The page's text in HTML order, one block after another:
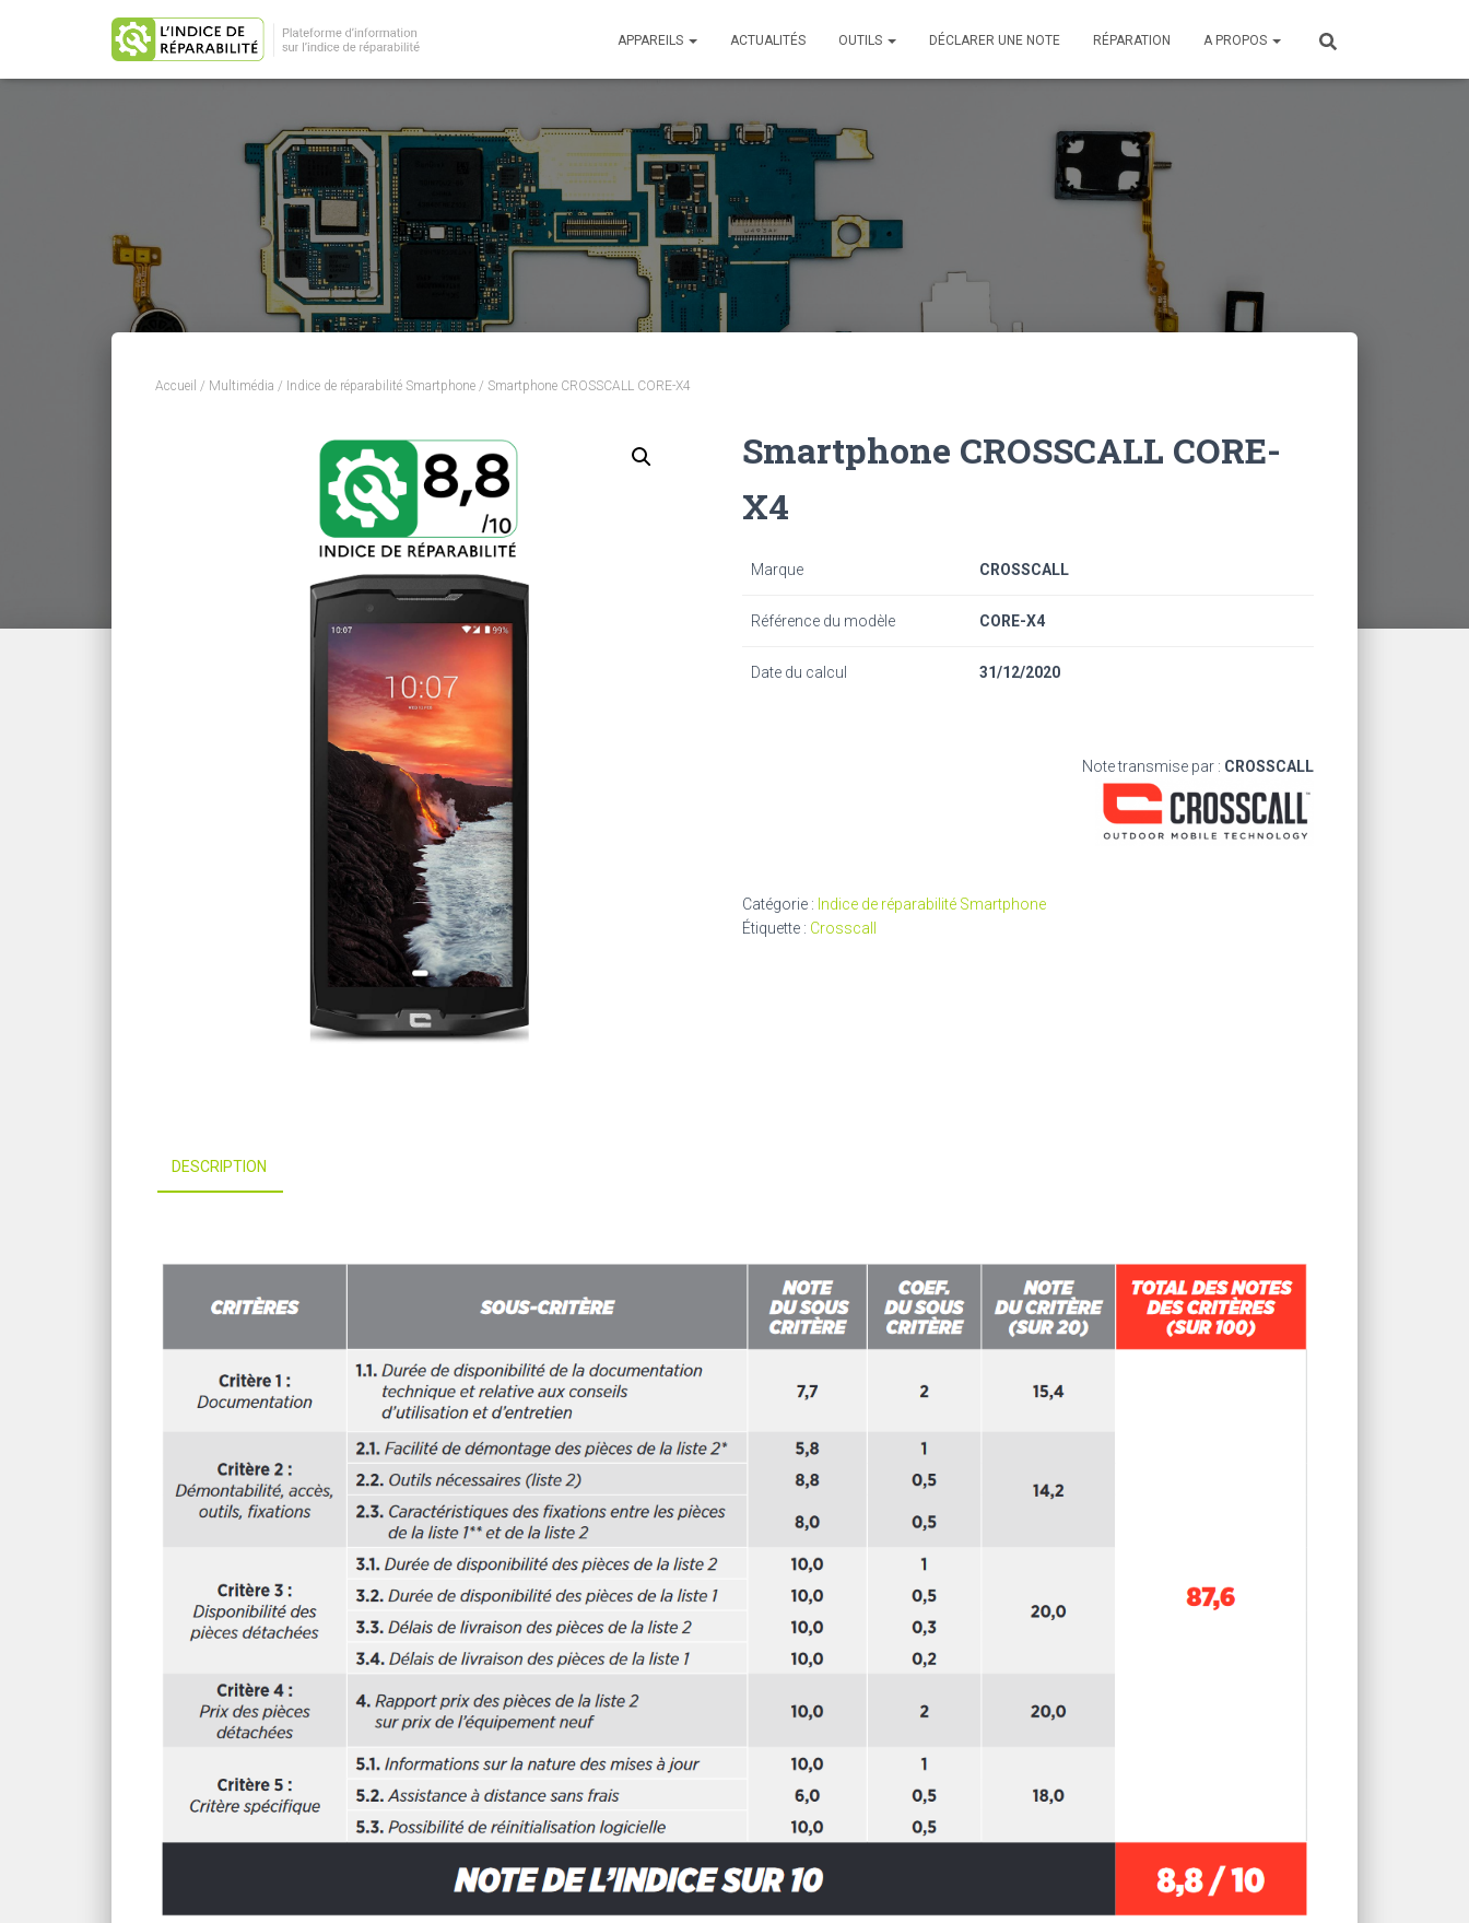
APPAREILS ACTUALITÉS OUTILS DÉCLARER UNE NOTE RÉPARATION A PROPOS
Accueil / Multimédia / Indice de réparabilité Smartphone / Smartphone CROSSCALL CORE-X4
Smartphone CROSSCALL CORE-
X4
Marque CROSSCALL
Référence du modèle CORE-X4
Date du calcul 31/12/2020
Note transmise par : CROSSCALL
Catégorie : Indice de réparabilité Smartphone
Étiquette : Crosscall
DESCRIPTION